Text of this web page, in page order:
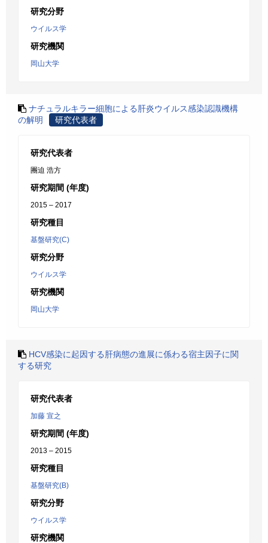
研究分野
ウイルス学
研究機関
岡山大学
ナチュラルキラー細胞による肝炎ウイルス感染認識機構
の解明
研究代表者
研究代表者
團迫 浩方
研究期間 (年度)
2015 – 2017
研究種目
基盤研究(C)
研究分野
ウイルス学
研究機関
岡山大学
HCV感染に起因する肝病態の進展に係わる宿主因子に関
する研究
研究代表者
加藤 宣之
研究期間 (年度)
2013 – 2015
研究種目
基盤研究(B)
研究分野
ウイルス学
研究機関